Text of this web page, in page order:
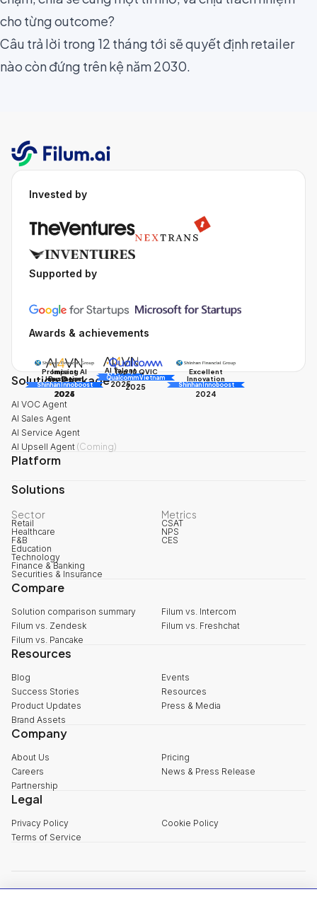
cho từng outcome?
Câu trả lời trong 12 tháng tới sẽ quyết định retailer
nào còn đứng trên kệ năm 2030.
Invested by
Supported by
Awards & achievements
Promising AI
Business
AI Awards
2025
AI Talent
AI Awards
2025
Excellent
Innovation
Shinhan Innoboost
2024
Impact
Innovation
Shinhan Innoboost
2024
Top 10 QVIC
Qualcomm Vietnam
2025
Solution Package
AI VOC Agent
AI Sales Agent
AI Service Agent
AI Upsell Agent (Coming)
Platform
Solutions
Sector
Retail
Healthcare
F&B
Education
Technology
Finance & Banking
Securities & Insurance
Metrics
CSAT
NPS
CES
Compare
Solution comparison summary
Filum vs. Intercom
Filum vs. Zendesk
Filum vs. Freshchat
Filum vs. Pancake
Resources
Blog
Events
Success Stories
Resources
Product Updates
Press & Media
Brand Assets
Company
About Us
Pricing
Careers
News & Press Release
Partnership
Legal
Privacy Policy
Cookie Policy
Terms of Service